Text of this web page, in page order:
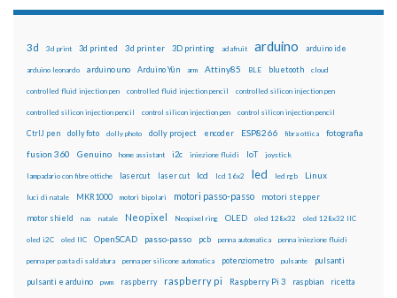
3d 3d print 3d printed 3d printer 3D printing adafruit arduino arduino ide
arduino leonardo arduino uno Arduino Yún arm Attiny85 BLE bluetooth cloud
controlled fluid injection pen controlled fluid injection pencil controlled silicon injection pen
controlled silicon injection pencil control silicon injection pen control silicon injection pencil
CtrlJ pen dolly foto dolly photo dolly project encoder ESP8266 fibra ottica fotografia
fusion 360 Genuino home assistant i2c iniezione fluidi IoT joystick
lampadario con fibre ottiche lasercut laser cut lcd lcd 16x2 led led rgb Linux
luci di natale MKR1000 motori bipolari motori passo-passo motori stepper
motor shield nas natale Neopixel Neopixel ring OLED oled 128x32 oled 128x32 IIC
oled i2C oled IIC OpenSCAD passo-passo pcb penna automatica penna iniezione fluidi
penna per pasta di saldatura penna per silicone automatica potenziometro pulsante pulsanti
pulsanti e arduino pwm raspberry raspberry pi Raspberry Pi 3 raspbian ricetta